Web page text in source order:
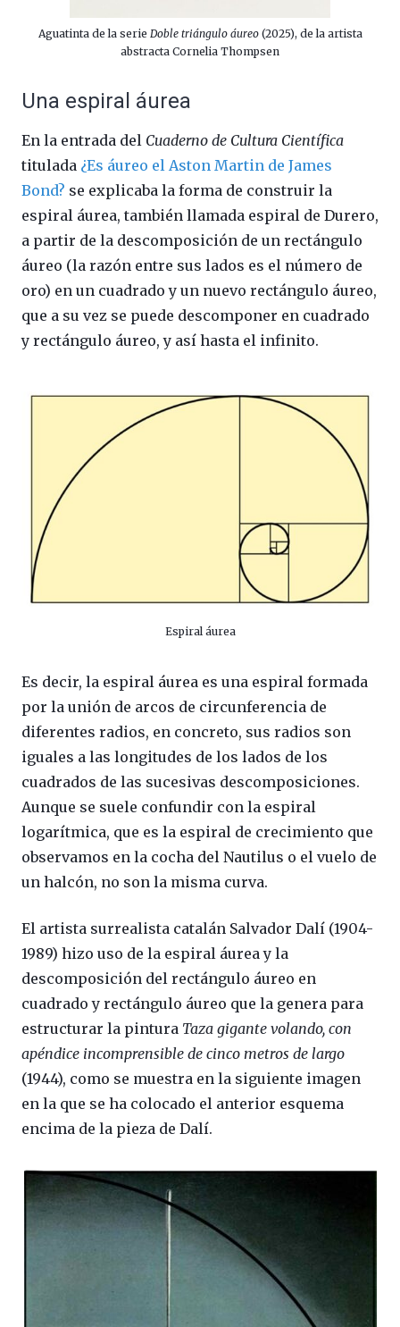
Aguatinta de la serie Doble triángulo áureo(2025), de la artista
abstracta Cornelia Thompsen
Una espiral áurea
En la entrada del Cuaderno de Cultura Científica
titulada ¿Es áureo el Aston Martin de James
Bond? se explicaba la forma de construir la
espiral áurea, también llamada espiral de Durero,
a partir de la descomposición de un rectángulo
áureo (la razón entre sus lados es el número de
oro) en un cuadrado y un nuevo rectángulo áureo,
que a su vez se puede descomponer en cuadrado
y rectángulo áureo, y así hasta el infinito.
Espiral áurea
Es decir, la espiral áurea es una espiral formada
por la unión de arcos de circunferencia de
diferentes radios, en concreto, sus radios son
iguales a las longitudes de los lados de los
cuadrados de las sucesivas descomposiciones.
Aunque se suele confundir con la espiral
logarítmica, que es la espiral de crecimiento que
observamos en la cocha del Nautilus o el vuelo de
un halcón, no son la misma curva.
El artista surrealista catalán Salvador Dalí (1904-
1989) hizo uso de la espiral áurea y la
descomposición del rectángulo áureo en
cuadrado y rectángulo áureo que la genera para
estructurar la pintura Taza gigante volando, con
apéndice incomprensible de cinco metros de largo
(1944), como se muestra en la siguiente imagen
en la que se ha colocado el anterior esquema
encima de la pieza de Dalí.